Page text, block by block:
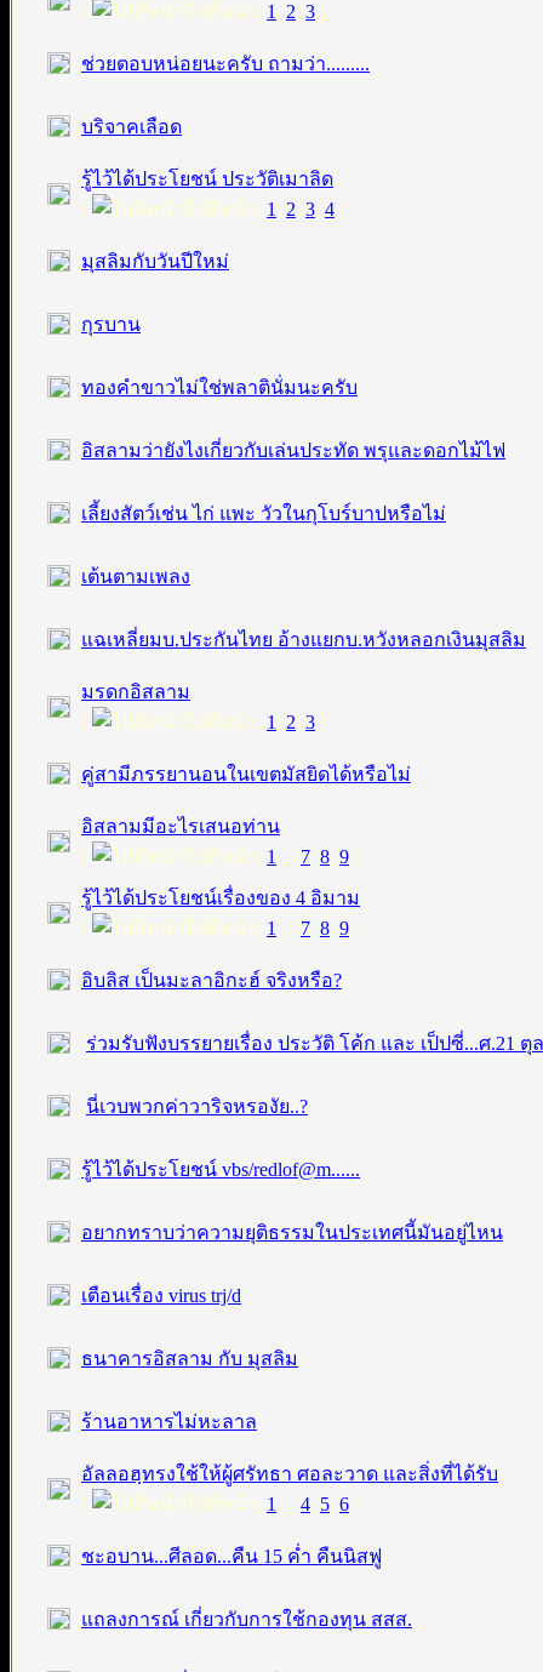
[
ไปที่หน้า: 1 , 2, 3 ]
ช่วยตอบหน่อยนะครับ ถามว่า.........
บริจาคเลือด
รู้ไว้ได้ประโยชน์ ประวัติเมาลิด
[
ไปที่หน้า: 1 , 2, 3, 4 ]
มุสลิมกับวันปีใหม่
กุรบาน
ทองคำขาวไม่ใช่พลาตินั่มนะครับ
อิสลามว่ายังไงเกี่ยวกับเล่นประทัด พรุและดอกไม้ไฟ
เลี้ยงสัตว์เช่น ไก่ แพะ วัวในกุโบร์บาปหรือไม่
เต้นตามเพลง
แฉเหลี่ยมบ.ประกันไทย อ้างแยกบ.หวังหลอกเงินมุสลิม
มรดกอิสลาม
[
ไปที่หน้า: 1 , 2, 3 ]
คู่สามีภรรยานอนในเขตมัสยิดได้หรือไม่
อิสลามมีอะไรเสนอท่าน
[
ไปที่หน้า: 1 ... 7, 8, 9 ]
รู้ไว้ได้ประโยชน์เรื่องของ 4 อิมาม
[
ไปที่หน้า: 1 ... 7, 8, 9 ]
อิบลิส เป็นมะลาอิกะฮ์ จริงหรือ?
ร่วมรับฟังบรรยายเรื่อง ประวัติ โค้ก และ เป็ปซี่...ศ.21 ตุ
นี่เวบพวกค่าวาริจหรองัย..?
รู้ไว้ได้ประโยชน์ vbs/redlof@m......
อยากทราบว่าความยุติธรรมในประเทศนี้มันอยู่ไหน
เตือนเรื่อง virus trj/d
ธนาคารอิสลาม กับ มุสลิม
ร้านอาหารไม่หะลาล
อัลลอฮฺทรงใช้ให้ผู้ศรัทธา ศอละวาด และสิ่งที่ได้รับ
[
ไปที่หน้า: 1 ... 4, 5, 6 ]
ชะอบาน...ศีลอด...คืน 15 ค่ำ คืนนิสฟู
แถลงการณ์ เกี่ยวกับการใช้กองทุน สสส.